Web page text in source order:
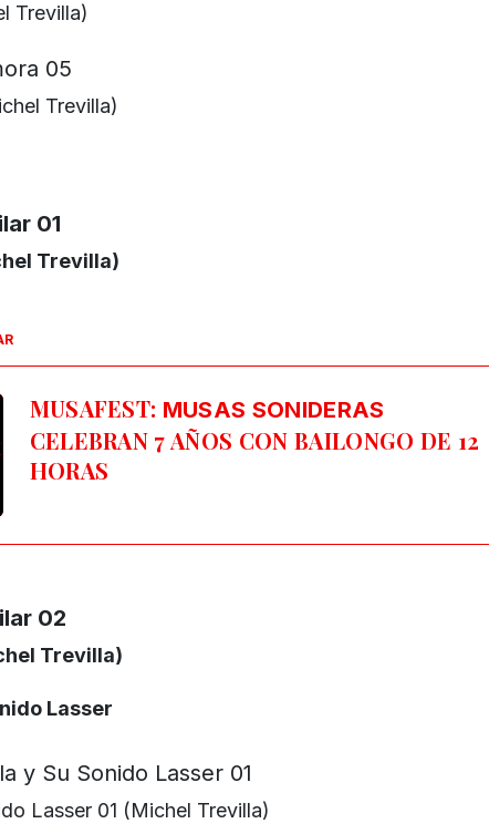
Trevilla)
Trevilla)
Trevilla)
MUSAFEST: MUSAS SONIDERAS
CELEBRAN 7 AÑOS CON BAILONGO DE 12
HORAS
Trevilla)
Lasser
Lasser 01 (Michel Trevilla)